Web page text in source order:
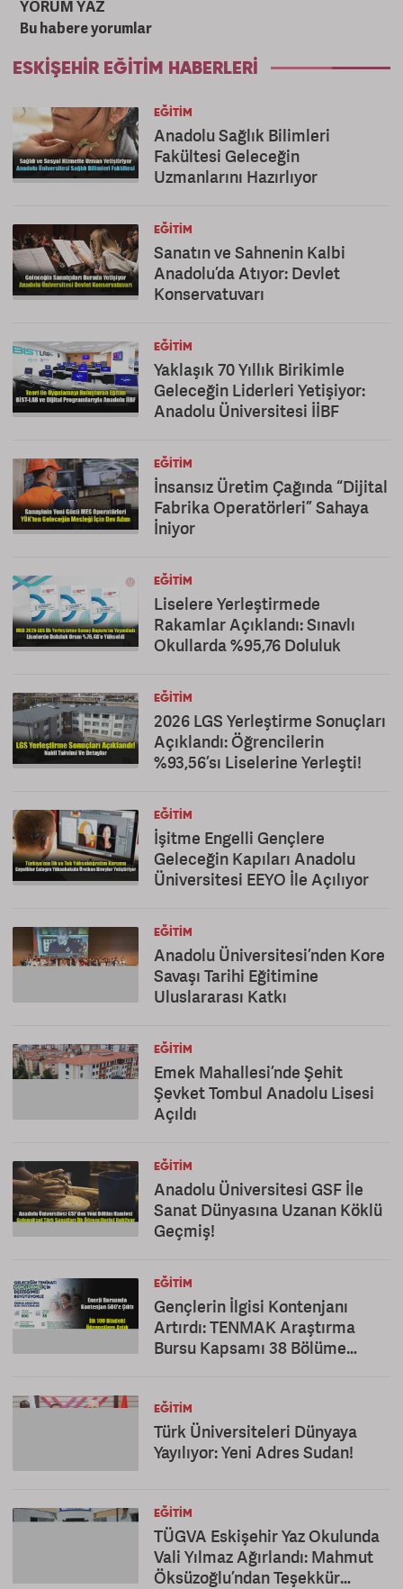
YORUM YAZ
Bu habere yorumlar
ESKIŞEHIR EĞITIM HABERLERI
EĞITIM
Anadolu Sağlık Bilimleri
Fakültesi Geleceğin
Uzmanlarını Hazırlıyor
EĞITIM
Sanatın ve Sahnenin Kalbi
Anadolu’da Atıyor: Devlet
Konservatuvarı
EĞITIM
Yaklaşık 70 Yıllık Birikimle
Geleceğin Liderleri Yetişiyor:
Anadolu Üniversitesi İİBF
EĞITIM
İnsansız Üretim Çağında “Dijital
Fabrika Operatörleri” Sahaya
İniyor
EĞITIM
Liselere Yerleştirmede
Rakamlar Açıklandı: Sınavlı
Okullarda %95,76 Doluluk
EĞITIM
2026 LGS Yerleştirme Sonuçları
Açıklandı: Öğrencilerin
%93,56’sı Liselerine Yerleşti!
EĞITIM
İşitme Engelli Gençlere
Geleceğin Kapıları Anadolu
Üniversitesi EEYO İle Açılıyor
EĞITIM
Anadolu Üniversitesi’nden Kore
Savaşı Tarihi Eğitimine
Uluslararası Katkı
EĞITIM
Emek Mahallesi’nde Şehit
Şevket Tombul Anadolu Lisesi
Açıldı
EĞITIM
Anadolu Üniversitesi GSF İle
Sanat Dünyasına Uzanan Köklü
Geçmiş!
EĞITIM
Gençlerin İlgisi Kontenjanı
Artırdı: TENMAK Araştırma
Bursu Kapsamı 38 Bölüme
EĞITIM
Türk Üniversiteleri Dünyaya
Yayılıyor: Yeni Adres Sudan!
EĞITIM
TÜGVA Eskişehir Yaz Okulunda
Vali Yılmaz Ağırlandı: Mahmut
Öksüzoğlu’ndan Teşekkür